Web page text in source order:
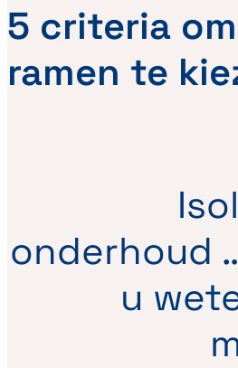
5 criteria
ramen te
onderhoud
u